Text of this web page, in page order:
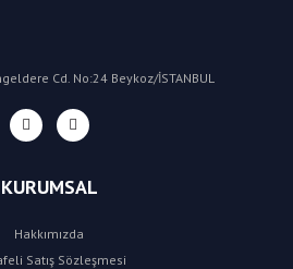
Cd. No:24 Beykoz/İSTANBUL
KURUMSAL
Hakkımızda
Satış Sözleşmesi